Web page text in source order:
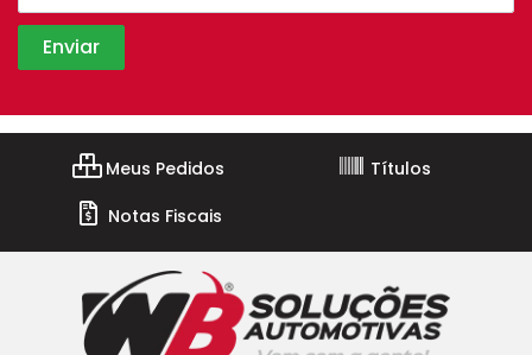
Meus Pedidos
Títulos
Notas Fiscais